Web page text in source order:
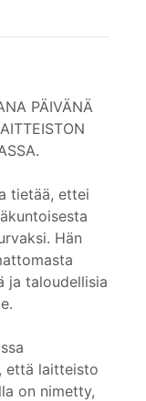
PÄIVÄNÄ
tietää, ettei
Hän
ja taloudellisia
että laitteisto
on nimetty,